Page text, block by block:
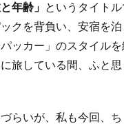
と年齢」 というタイト
クを背負い、安宿を
ッカー」のスタイルを
旅している間、ふと思
らいが、私も今回、